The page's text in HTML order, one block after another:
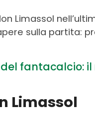
Limassol
sulla partita:
fantacalcio:
Limassol